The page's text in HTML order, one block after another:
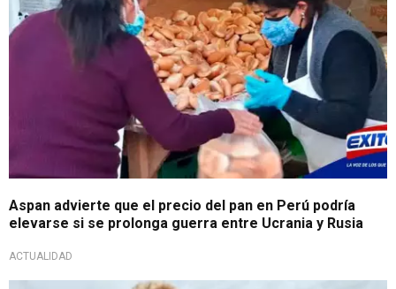
Aspan advierte que el precio del pan en Perú podría
elevarse si se prolonga guerra entre Ucrania y Rusia
ACTUALIDAD